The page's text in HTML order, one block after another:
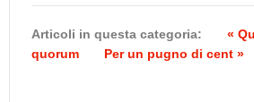
Articoli in questa categoria:
«
quorum
Per un pugno di cent »